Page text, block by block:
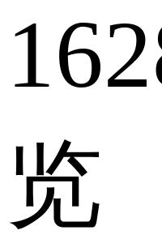
览